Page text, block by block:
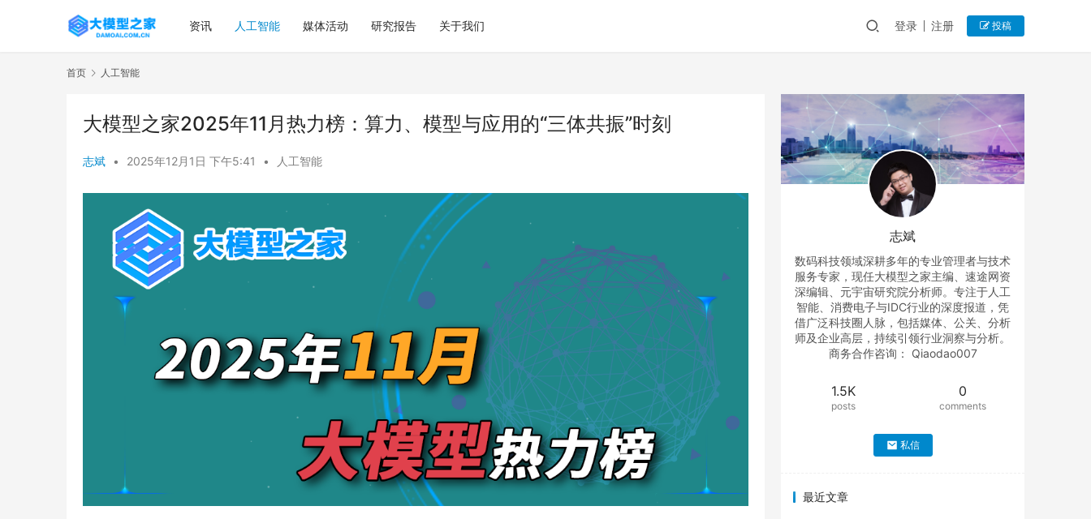
资讯 人工智能 媒体活动 研究报告 关于我们 登录 注册 投稿
首页 人工智能
大模型之家2025年11月热力榜：算力、模型与应用的“三体共振”时刻
志斌 • 2025年12月1日 下午5:41 • 人工智能
志斌
数码科技领域深耕多年的专业管理者与技术
服务专家，现任大模型之家主编、速途网资
深编辑、元宇宙研究院分析师。专注于人工
智能、消费电子与IDC行业的深度报道，凭
借广泛科技圈人脉，包括媒体、公关、分析
师及企业高层，持续引领行业洞察与分析。
商务合作咨询： Qiaodao007
1.5K
posts
0
comments
私信
最近文章